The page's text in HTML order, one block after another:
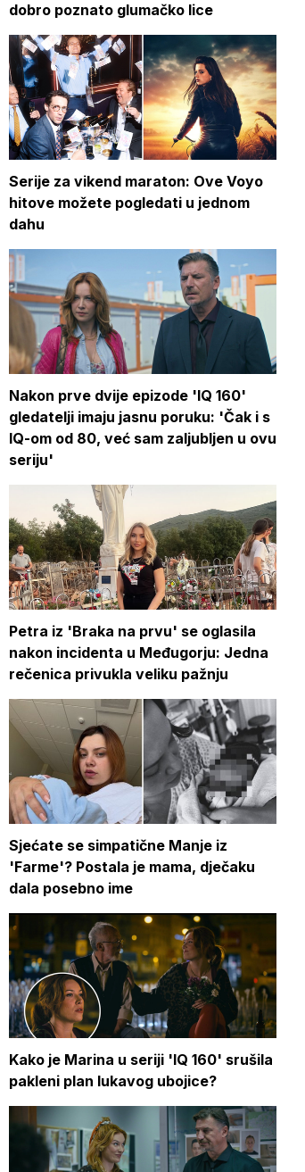
dobro poznato glumačko lice
Serije za vikend maraton: Ove Voyo
hitove možete pogledati u jednom
dahu
Nakon prve dvije epizode 'IQ 160'
gledatelji imaju jasnu poruku: 'Čak i s
IQ-om od 80, već sam zaljubljen u ovu
seriju'
Petra iz 'Braka na prvu' se oglasila
nakon incidenta u Međugorju: Jedna
rečenica privukla veliku pažnju
Sjećate se simpatične Manje iz
'Farme'? Postala je mama, dječaku
dala posebno ime
Kako je Marina u seriji 'IQ 160' srušila
pakleni plan lukavog ubojice?